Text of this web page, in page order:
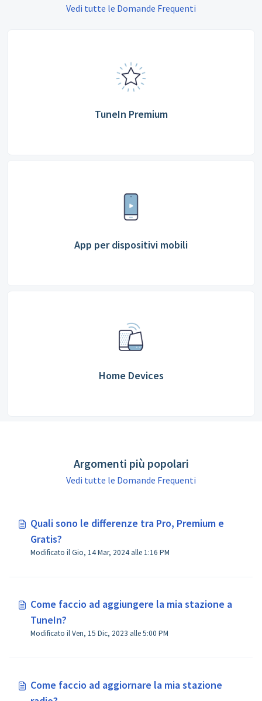
Vedi tutte le Domande Frequenti
TuneIn Premium
App per dispositivi mobili
Home Devices
Argomenti più popolari
Vedi tutte le Domande Frequenti
Quali sono le differenze tra Pro, Premium e
Gratis?
Modificato il Gio, 14 Mar, 2024 alle 1:16 PM
Come faccio ad aggiungere la mia stazione a
TuneIn?
Modificato il Ven, 15 Dic, 2023 alle 5:00 PM
Come faccio ad aggiornare la mia stazione